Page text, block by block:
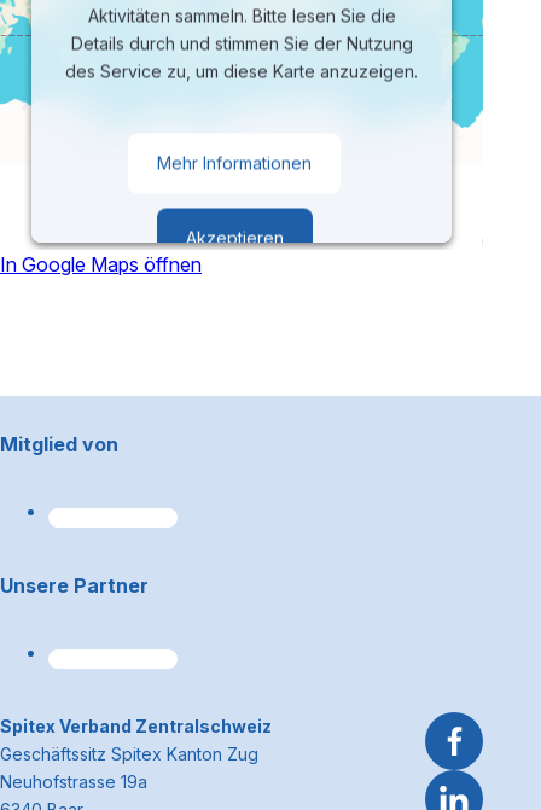
Aktivitäten sammeln. Bitte lesen Sie die
Details durch und stimmen Sie der Nutzung
des Service zu, um diese Karte anzuzeigen.
Mehr Informationen
Akzeptieren
In Google Maps öffnen
Footerbereich
Mitglied von
Unsere Partner
~Kontaktinformationen
Spitex Verband Zentralschweiz
Geschäftssitz Spitex Kanton Zug
Neuhofstrasse 19a